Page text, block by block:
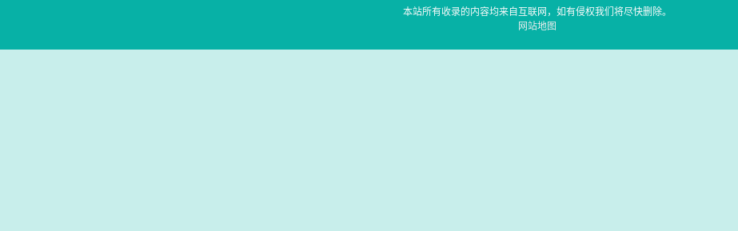
本站所有收录的内容均来自互联网，如有侵权我们将尽快删除。
网站地图